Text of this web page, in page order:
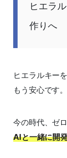
ヒエラ
作りへ
ヒエラルキー
もう安心です。
今の時代、ゼ
AIと一緒に開